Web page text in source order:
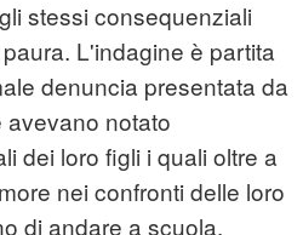
stessi consequenziali
L'indagine è partita
denuncia presentata da
notato
dei loro figli i quali oltre a
nei confronti delle loro
di andare a scuola.